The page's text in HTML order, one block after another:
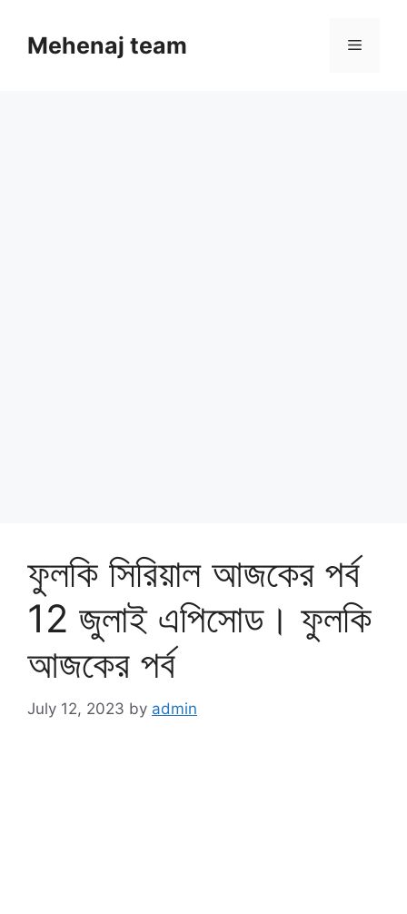
contentMehenaj team Menu
ফুলকি সিরিয়াল আজকের পর্ব
12 জুলাই এপিসোড। ফুলকি
আজকের পর্ব
July 12, 2023 by admin